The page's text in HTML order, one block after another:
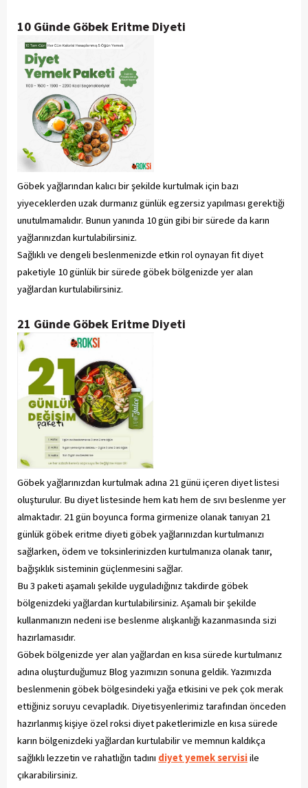
10 Günde Göbek Eritme Diyeti
Göbek yağlarından kalıcı bir şekilde kurtulmak için bazı
yiyeceklerden uzak durmanız günlük egzersiz yapılması gerektiği
unutulmamalıdır. Bunun yanında 10 gün gibi bir sürede da karın
yağlarınızdan kurtulabilirsiniz.
Sağlıklı ve dengeli beslenmenizde etkin rol oynayan fit diyet
paketiyle 10 günlük bir sürede göbek bölgenizde yer alan
yağlardan kurtulabilirsiniz.
21 Günde Göbek Eritme Diyeti
Göbek yağlarınızdan kurtulmak adına 21 günü içeren diyet listesi
oluşturulur. Bu diyet listesinde hem katı hem de sıvı beslenme yer
almaktadır. 21 gün boyunca forma girmenize olanak tanıyan 21
günlük göbek eritme diyeti göbek yağlarınızdan kurtulmanızı
sağlarken, ödem ve toksinlerinizden kurtulmanıza olanak tanır,
bağışıklık sisteminin güçlenmesini sağlar.
Bu 3 paketi aşamalı şekilde uyguladığınız takdirde göbek
bölgenizdeki yağlardan kurtulabilirsiniz. Aşamalı bir şekilde
kullanmanızın nedeni ise beslenme alışkanlığı kazanmasında sizi
hazırlamasıdır.
Göbek bölgenizde yer alan yağlardan en kısa sürede kurtulmanız
adına oluşturduğumuz Blog yazımızın sonuna geldik. Yazımızda
beslenmenin göbek bölgesindeki yağa etkisini ve pek çok merak
ettiğiniz soruyu cevapladık. Diyetisyenlerimiz tarafından önceden
hazırlanmış kişiye özel roksi diyet paketlerimizle en kısa sürede
karın bölgenizdeki yağlardan kurtulabilir ve memnun kaldıkça
sağlıklı lezzetin ve rahatlığın tadını diyet yemek servisiile
çıkarabilirsiniz.